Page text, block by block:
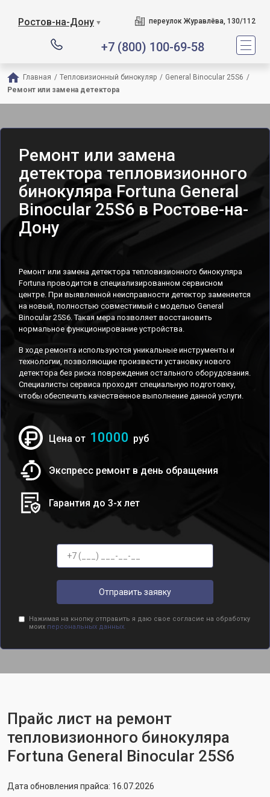
Ростов-на-Дону ▼ переулок Журавлёва, 130/112
+7 (800) 100-69-58
Главная / Тепловизионный бинокуляр / General Binocular 25S6 /
Ремонт или замена детектора
Ремонт или замена
детектора тепловизионного
бинокуляра Fortuna General
Binocular 25S6 в Ростове-на-
Дону
Ремонт или замена детектора тепловизионного бинокуляра
Fortuna проводится в специализированном сервисном
центре. При выявленной неисправности детектор заменяется
на новый, полностью совместимый с моделью General
Binocular 25S6. Такая мера позволяет восстановить
нормальное функционирование устройства.
В ходе ремонта используются уникальные инструменты и
технологии, позволяющие произвести установку нового
детектора без риска повреждения остального оборудования.
Специалисты сервиса проходят специальную подготовку,
чтобы обеспечить качественное выполнение данной услуги.
Цена от 10000 руб
Экспресс ремонт в день обращения
Гарантия до 3-х лет
Отправить заявку
Нажимая на кнопку отправить я даю свое согласие на обработку
моих персональных данных.
Прайс лист на ремонт
тепловизионного бинокуляра
Fortuna General Binocular 25S6
Дата обновления прайса: 16.07.2026